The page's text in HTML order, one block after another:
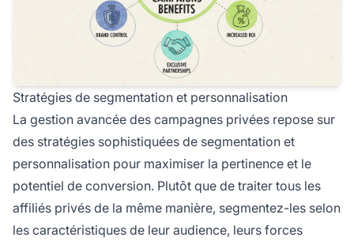
Stratégies de segmentation et personnalisation
La gestion avancée des campagnes privées repose sur
des stratégies sophistiquées de segmentation et
personnalisation pour maximiser la pertinence et le
potentiel de conversion. Plutôt que de traiter tous les
affiliés privés de la même manière, segmentez-les selon
les caractéristiques de leur audience, leurs forces